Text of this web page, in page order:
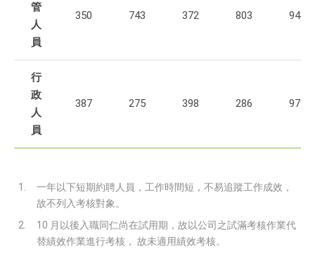
管
人
員
350 743 372 803 94%
行
政
人
員
387 275 398 286 97%
一年以下短期約聘人員，工作時間短，不易追蹤工作成效，
故不列入考核對象。
10 月以後入職同仁尚在試用期，故以公司之試滿考核作業代
替績效作業進行考核， 故未適用績效考核。